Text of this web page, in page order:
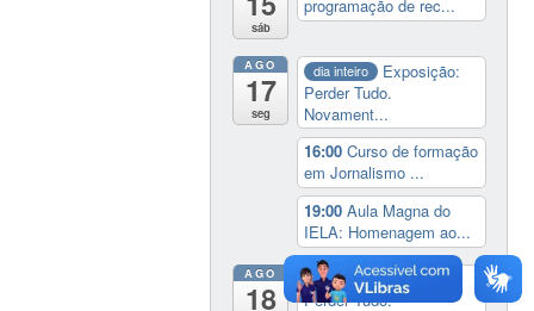
sáb
programação de rec...
AGO
17
seg
dia inteiro
Exposição:
Perder Tudo.
Novament...
16:00Curso de formação
em Jornalismo ...
19:00Aula Magna do
IELA: Homenagem ao...
AGO
18
dia inteiro
Exposição:
Perder Tudo.